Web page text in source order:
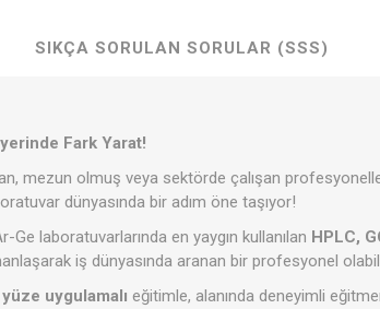
SIKÇA SORULAN SORULAR (SSS)
Fark Yarat!
mezun olmuş veya sektörde çalışan
dünyasında bir adım öne taşıyor!
Ge laboratuvarlarında en yaygın kullanılan HPLC,
iş dünyasında aranan bir profesyonel
uygulamalı eğitimle, alanında deneyimli